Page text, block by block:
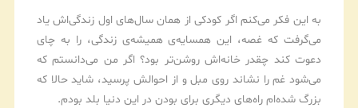
به این فکر می‌کنم اگر کودکی از همان سال‌های اول زندگی‌اش یاد
می‌گرفت که غصه، این همسایه‌ی همیشه‌ی زندگی، را به چای
دعوت کند چقدر خانه‌اش روشن‌تر بود؟ اگر من می‌دانستم که
می‌شود غم را نشاند روی مبل و از احوالش پرسید، شاید حالا که
بزرگ شده‌ام راه‌های دیگری برای بودن در این دنیا بلد بودم.